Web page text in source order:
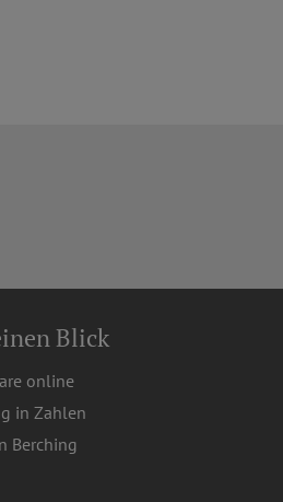
Blick
online
in Zahlen
Berching